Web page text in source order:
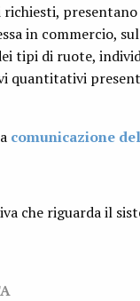
in commercio,
tipi di ruote,
quantitativi
comunicazione
che riguarda il